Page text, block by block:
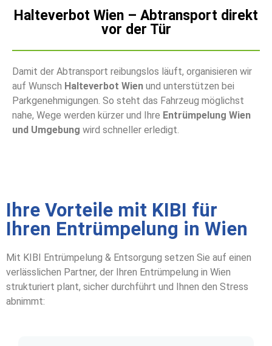
Halteverbot Wien – Abtransport direkt
vor der Tür
Damit der Abtransport reibungslos läuft, organisieren wir
auf Wunsch Halteverbot Wien und unterstützen bei
Parkgenehmigungen. So steht das Fahrzeug möglichst
nahe, Wege werden kürzer und Ihre Entrümpelung Wien
und Umgebung wird schneller erledigt.
Ihre Vorteile mit KIBI für
Ihren Entrümpelung in Wien
Mit KIBI Entrümpelung & Entsorgung setzen Sie auf einen
verlässlichen Partner, der Ihren Entrümpelung in Wien
strukturiert plant, sicher durchführt und Ihnen den Stress
abnimmt: